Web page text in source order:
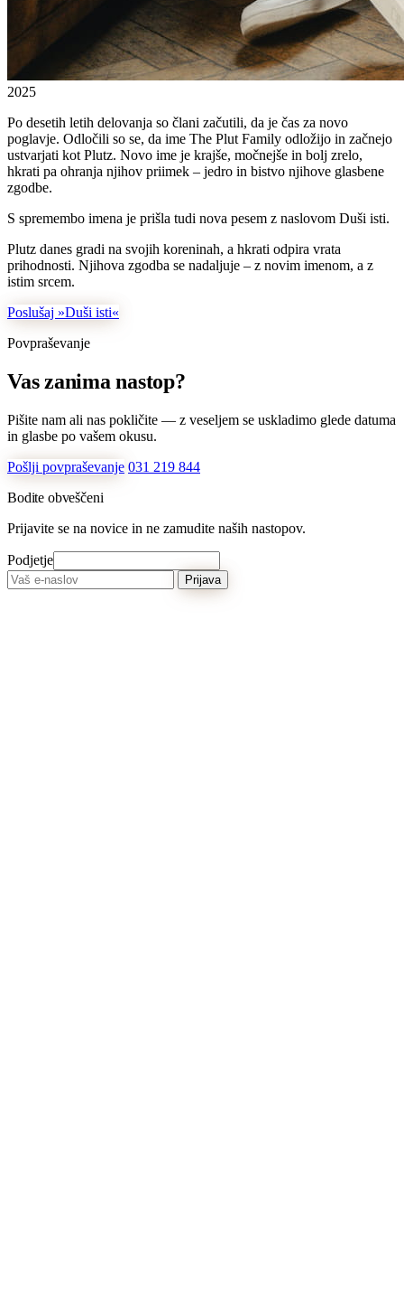
2025
Po desetih letih delovanja so člani začutili, da je čas za novo
poglavje. Odločili so se, da ime The Plut Family odložijo in začnejo
ustvarjati kot Plutz. Novo ime je krajše, močnejše in bolj zrelo,
hkrati pa ohranja njihov priimek – jedro in bistvo njihove glasbene
zgodbe.
S spremembo imena je prišla tudi nova pesem z naslovom Duši isti.
Plutz danes gradi na svojih koreninah, a hkrati odpira vrata
prihodnosti. Njihova zgodba se nadaljuje – z novim imenom, a z
istim srcem.
Poslušaj »Duši isti«
Povpraševanje
Vas zanima nastop?
Pišite nam ali nas pokličite — z veseljem se uskladimo glede datuma
in glasbe po vašem okusu.
Pošlji povpraševanje 031 219 844
Bodite obveščeni
Prijavite se na novice in ne zamudite naših nastopov.
Podjetje
Prijava